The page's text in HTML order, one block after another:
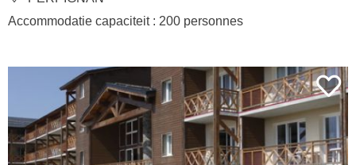
Accommodatie capaciteit : 200 personnes